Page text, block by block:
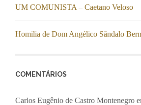
UM COMUNISTA – Caetano Veloso
Homilia de Dom Angélico Sândalo
COMENTÁRIOS
Carlos Eugênio de Castro Montenegro